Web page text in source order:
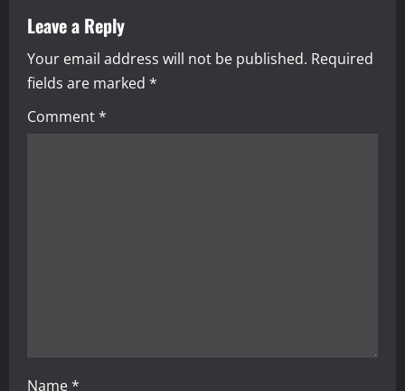
v
i
g
a
Leave a Reply
Your email address will not be published. Required
fields are marked *
Comment*
Name*